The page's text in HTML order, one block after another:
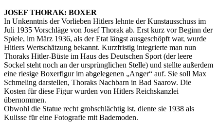
JOSEF THORAK: BOXER
In Unkenntnis der Vorlieben Hitlers lehnte der Kunstausschuss im
Juli 1935 Vorschläge von Josef Thorak ab. Erst kurz vor Beginn der
Spiele, im März 1936, als der Etat längst ausgeschöpft war, wurde
Hitlers Wertschätzung bekannt. Kurzfristig integrierte man nun
Thoraks Hitler-Büste im Haus des Deutschen Sport (der leere
Sockel steht noch an der ursprünglichen Stelle) und stellte außerdem
eine riesige Boxerfigur im abgelegenen „Anger“ auf. Sie soll Max
Schmeling darstellen, Thoraks Nachbarn in Bad Saarow. Die
Kosten für diese Figur wurden von Hitlers Reichskanzlei
übernommen.
Obwohl die Statue recht grobschlächtig ist, diente sie 1938 als
Kulisse für eine Fotografie mit Bademoden.